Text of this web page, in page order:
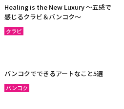
Healing is the New Luxury ～五感で
感じるクラビ＆バンコク～
クラビ
バンコクでできるアートなこと5選
バンコク